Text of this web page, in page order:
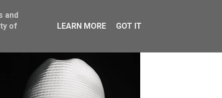
and
of
LEARN MORE GOT IT